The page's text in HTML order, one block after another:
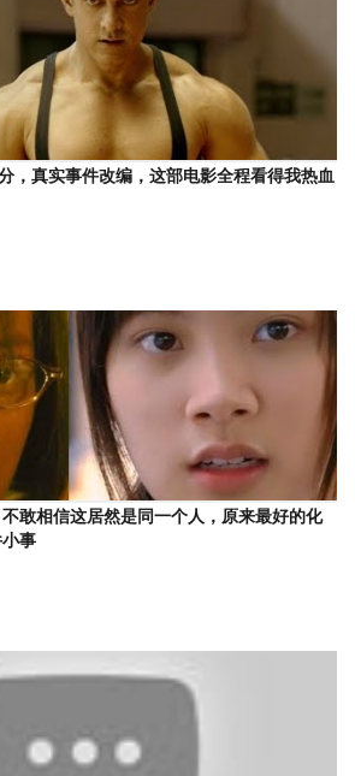
，真实事件改编，这部电影全程看得我热血
不敢相信这居然是同一个人，原来最好的化
事